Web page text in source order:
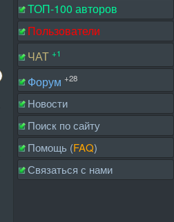
ТОП-100 авторов
Пользователи
ЧАТ +1
Форум +28
Новости
Поиск по сайту
Помощь (FAQ)
Связаться с нами